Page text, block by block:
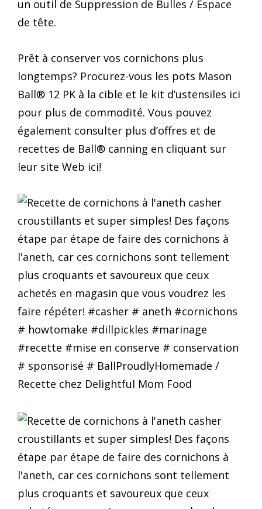
un outil de Suppression de Bulles / Espace
de tête.
Prêt à conserver vos cornichons plus
longtemps? Procurez-vous les pots Mason
Ball® 12 PK à la cible et le kit d’ustensiles ici
pour plus de commodité. Vous pouvez
également consulter plus d’offres et de
recettes de Ball® canning en cliquant sur
leur site Web ici!